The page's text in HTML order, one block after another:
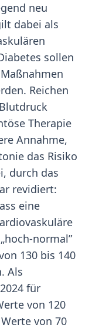
neu
dabei als
sollen
Reichen
Therapie
Annahme,
das Risiko
durch das
revidiert:
eine
normal”
130 bis 140
Als
für
von 120
von 70